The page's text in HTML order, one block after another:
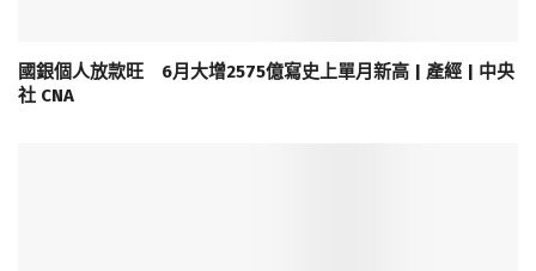
國銀個人放款旺 6月大增2575億寫史上單月新高 | 產經 | 中央
社 CNA